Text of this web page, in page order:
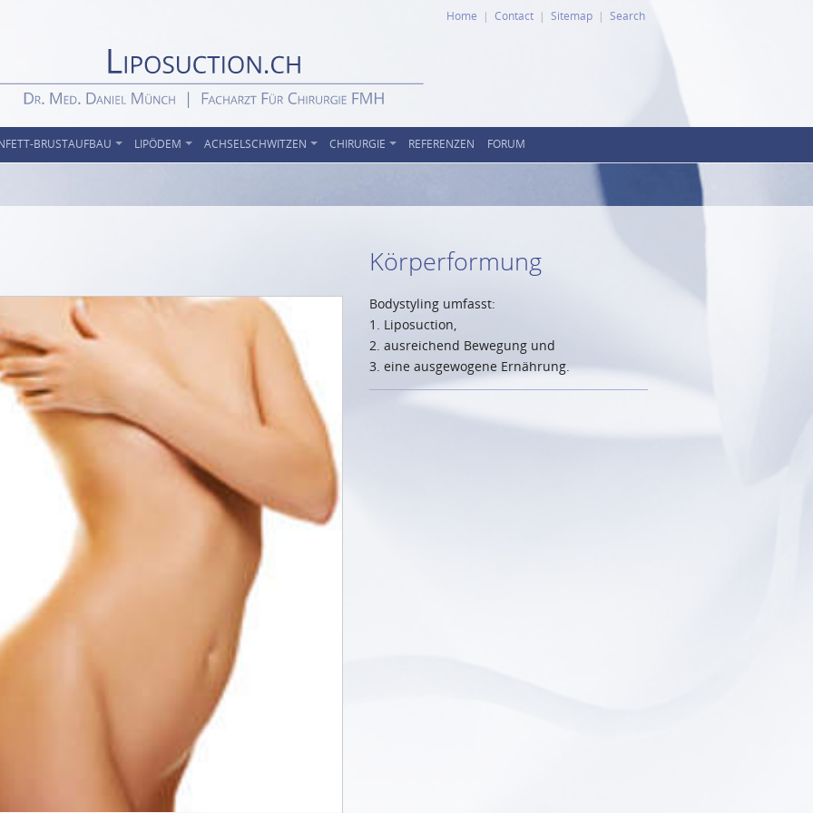
Home Contact Sitemap Search
BRUSTAUFBAU LIPÖDEM ACHSELSCHWITZEN CHIRURGIE REFERENZEN FORUM
Körperformung
Bodystyling umfasst:
1. Liposuction,
2. ausreichend Bewegung und
3. eine ausgewogene Ernährung.